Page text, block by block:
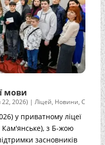
мови
2026) |Ліцей, Новини,С
у приватному ліцеї
з Б-жою
засновників